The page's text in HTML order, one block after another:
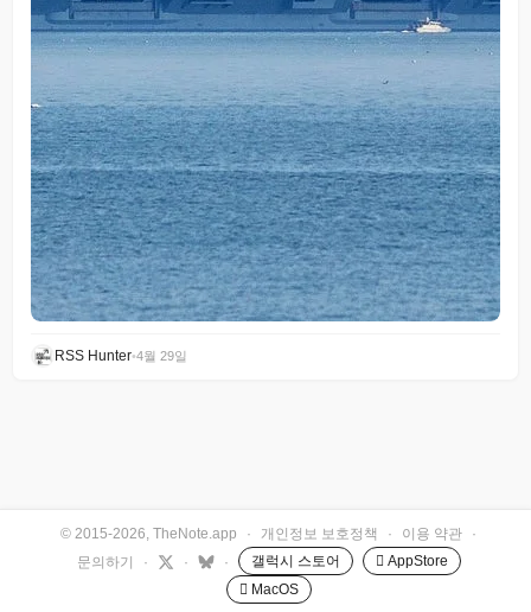
RSS Hunter•4월 29일
© 2015-2026, TheNote.app · 개인정보 보호정책 · 이용 약관
·
문의하기
· · · 갤럭시 스토어
 AppStore
 MacOS